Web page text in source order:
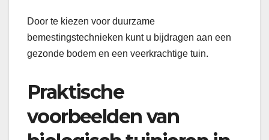
Door te kiezen voor duurzame
bemestingstechnieken kunt u bijdragen aan een
gezonde bodem en een veerkrachtige tuin.
Praktische
voorbeelden van